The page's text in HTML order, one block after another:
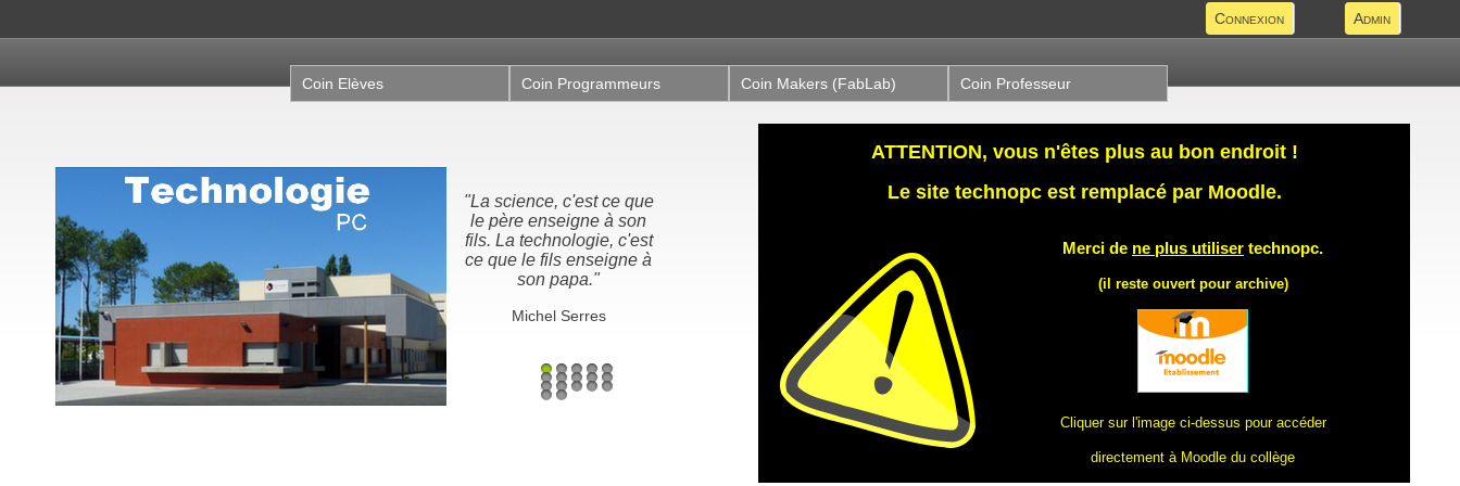
Coin Elèves Coin Programmeurs Coin Makers (FabLab) Coin Professeur
"La science, c'est ce que
le père enseigne à son
fils. La technologie, c'est
ce que le fils enseigne à
son papa."
Michel Serres
1 2 3 4 5
6 7 8 9 10
11 12
ATTENTION, vous n'êtes plus au bon endroit !
Le site technopc est remplacé par Moodle.
Merci de ne plus utiliser technopc.
(il reste ouvert pour archive)
Cliquer sur l'image ci-dessus pour accéder
directement à Moodle du collège
Admin
Connexion